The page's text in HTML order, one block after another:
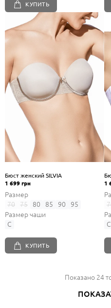
КУПИТЬ
Бюст женский SILVIA
1 699 грн
Размер
70
75 80 85 90
95
Размер чаши
C
КУПИТЬ
1
C
Показано 24